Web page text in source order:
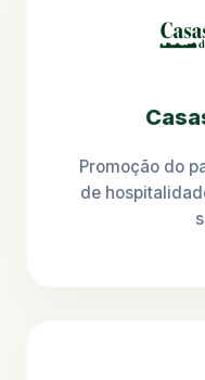
Promoção do
de